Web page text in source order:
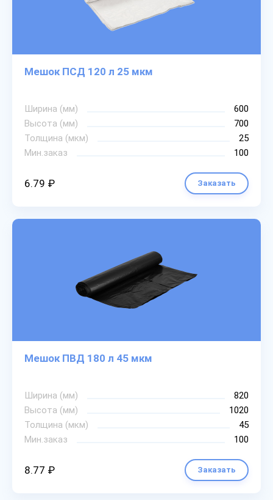
Мешок ПСД 120 л 25 мкм
Ширина (мм)
600
Высота (мм)
700
Толщина (мкм)
25
Мин.заказ
100
6.79 ₽ Заказать
Мешок ПВД 180 л 45 мкм
Ширина (мм)
820
Высота (мм)
1020
Толщина (мкм)
45
Мин.заказ
100
8.77 ₽ Заказать